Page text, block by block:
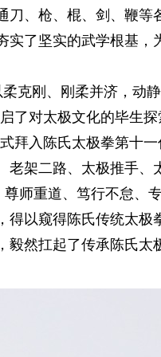
刀、枪、棍、剑、鞭等
实了坚实的武学根基，
刚、刚柔并济，动静
了对太极文化的毕生探
拜入陈氏太极拳第十一
老架二路、太极推手、
师重道、笃行不怠、
得以窥得陈氏传统太极
毅然扛起了传承陈氏太